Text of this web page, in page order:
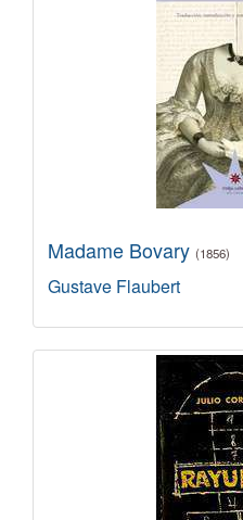
Madame Bovary (1856)
Gustave Flaubert